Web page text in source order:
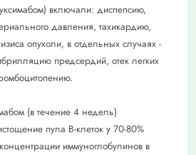
включали: диспепсию,
давления, тахикардию,
опухоли, в отдельных случаях -
предсердий, отек легких
(в течение 4 недель)
пула В-клеток у 70-80%
иммуноглобулинов в